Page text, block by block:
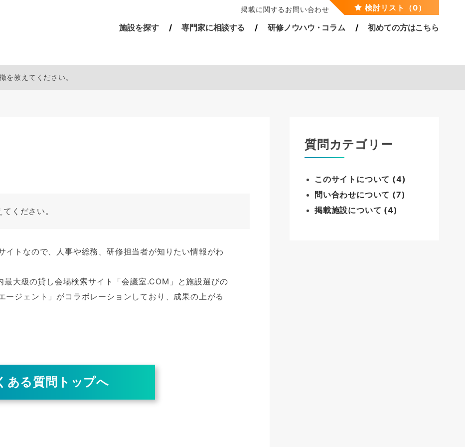
掲載に関するお問い合わせ 検討リスト（0）
施設を探す 専門家に相談する 研修ノウハウ・ コラム 初めての方はこちら
を教えてください。
ください。
イトなので、人事や総務、研修担当者が知りたい情報がわ
大級の貸し会場検索サイト「会議室.COM」と施設選びの
ージェント」がコラボレーションしており、成果の上がる
ある質問トップへ
質問カテゴリー
このサイトについて (4)
問い合わせについて (7)
掲載施設について (4)